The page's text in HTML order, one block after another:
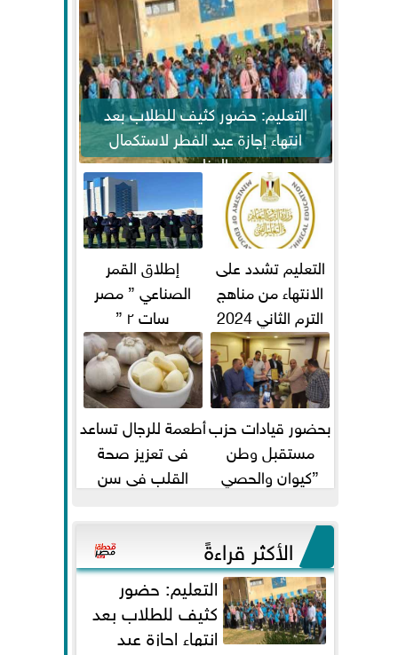
التعليم: حضور كثيف للطلاب بعد
انتهاء إجازة عيد الفطر لاستكمال
المناهج
التعليم تشدد على
الانتهاء من مناهج
الترم الثاني 2024
قبل الامتحانات
إطلاق القمر
الصناعي ” مصر
سات ٢ ”
بحضور قيادات حزب
مستقبل وطن
”كيوان والحصي
وعيسي” أمانه كفر...
أطعمة للرجال تساعد
فى تعزيز صحة
القلب فى سن
الأكثر قراءةً
التعليم: حضور
كثيف للطلاب بعد
انتهاء إجازة عيد